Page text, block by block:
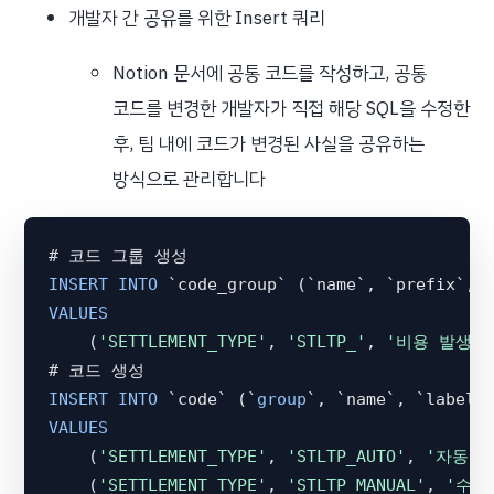
개발자 간 공유를 위한 Insert 쿼리
Notion 문서에 공통 코드를 작성하고, 공통
코드를 변경한 개발자가 직접 해당 SQL을 수정한
후, 팀 내에 코드가 변경된 사실을 공유하는
방식으로 관리합니다
INSERT INTO
VALUES
    (
'SETTLEMENT_TYPE' , 'STLTP_' ,
'비용 발생
INSERT INTO `code` (` group`, `name`,
VALUES
    (
'SETTLEMENT_TYPE' , 'STLTP_AUTO' , '자동'
    (
'SETTLEMENT_TYPE' , 'STLTP_MANUAL' , '수